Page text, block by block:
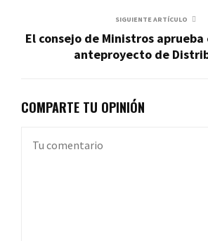
SIGUIENTE ARTÍCULO
El consejo de Ministros
anteproyecto de
COMPARTE TU OPINIÓN